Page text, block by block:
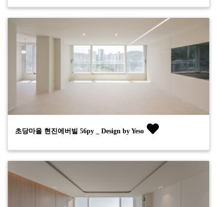
초당마을 현진에버빌 56py _ Design by Yeso